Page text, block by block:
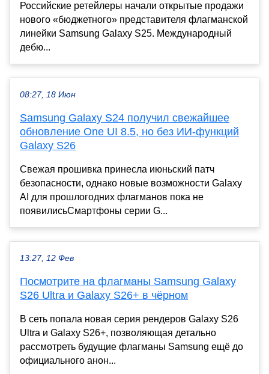
Российские ретейлеры начали открытые продажи
нового «бюджетного» представителя флагманской
линейки Samsung Galaxy S25. Международный
дебю...
08:27, 18 Июн
Samsung Galaxy S24 получил свежайшее
обновление One UI 8.5, но без ИИ-функций
Galaxy S26
Свежая прошивка принесла июньский патч
безопасности, однако новые возможности Galaxy
AI для прошлогодних флагманов пока не
появилисьСмартфоны серии G...
13:27, 12 Фев
Посмотрите на флагманы Samsung Galaxy
S26 Ultra и Galaxy S26+ в чёрном
В сеть попала новая серия рендеров Galaxy S26
Ultra и Galaxy S26+, позволяющая детально
рассмотреть будущие флагманы Samsung ещё до
официального анон...